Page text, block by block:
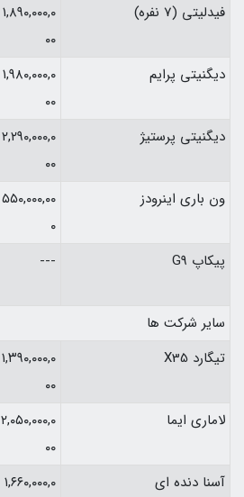
فیدلیتی (7 نفره)
۱,۸۹۰,۰۰۰,۰
۰۰
دیگنیتی پرایم
۱,۹۸۰,۰۰۰,۰
۰۰
دیگنیتی پرستیژ
۲,۲۹۰,۰۰۰,۰
۰۰
ون باری اینرودز
۵۵۰,۰۰۰,۰۰
۰
پیکاپ G9
---
سایر شرکت ها
تیگارد X35
۱,۳۹۰,۰۰۰,۰
۰۰
لاماری ایما
۲,۰۵۰,۰۰۰,۰
۰۰
آسنا دنده ای
۱,۶۶۰,۰۰۰,۰